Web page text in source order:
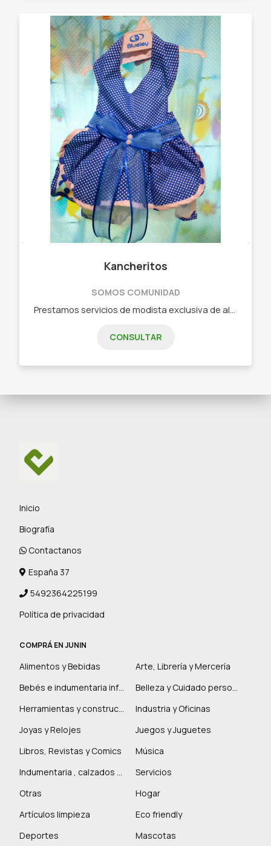
Kancheritos
SOMOS COMUNIDAD
CONSULTAR
Inicio
Biografía
Contactanos
España 37
5492364225199
Política de privacidad
COMPRÁ EN JUNIN
Alimentos y Bebidas
Arte, Librería y Mercería
Industria y Oficinas
Joyas y Relojes
Juegos y Juguetes
Libros, Revistas y Comics
Música
Servicios
Otras
Hogar
Artículos limpieza
Eco friendly
Deportes
Mascotas